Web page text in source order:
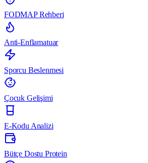
FODMAP Rehberi
Anti-Enflamatuar
Sporcu Beslenmesi
Çocuk Gelişimi
E-Kodu Analizi
Bütçe Dostu Protein